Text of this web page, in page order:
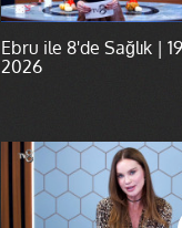
Ebru ile 8'de Sağlık |
2026